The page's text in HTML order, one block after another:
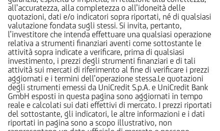
all’accuratezza, alla completezza o all’idoneità delle
quotazioni, dati e/o indicatori sopra riportati, né di qualsiasi
valutazione fondata sugli stessi. Si invita, pertanto,
l’investitore che intenda effettuare una qualsiasi operazione
relativa a strumenti finanziari aventi come sottostante le
attività sopra indicate a verificare, prima di qualsiasi
investimento, i prezzi degli strumenti finanziari e di tali
attività sui mercati di riferimento al fine di verificare i prezzi
aggiornati e i termini dell’operazione stessa.Le quotazioni
degli strumenti emessi da UniCredit S.p.A. e UniCredit Bank
GmbH esposti in questa pagina sono aggiornati in tempo
reale e calcolati sui dati effettivi di mercato. I prezzi riportati
del sottostante, gli indicatori, le altre informazioni e i dati
riportati in pagina sono a scopo illustrativo, non